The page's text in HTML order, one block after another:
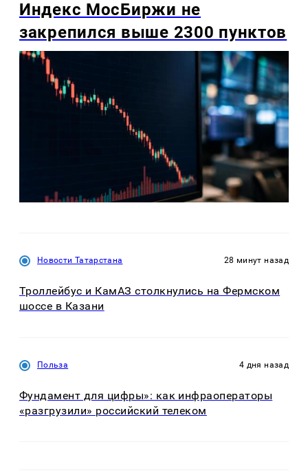
Индекс МосБиржи не
закрепился выше 2300 пунктов
Новости Татарстана 28 минут назад
Троллейбус и КамАЗ столкнулись на Фермском
шоссе в Казани
Польза 4 дня назад
Фундамент для цифры»: как инфраоператоры
«разгрузили» российский телеком